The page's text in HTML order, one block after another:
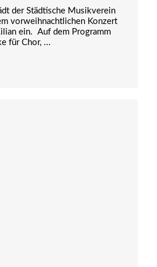
der Städtische Musikverein
vorweihnachtlichen Konzert
ein. Auf dem Programm
für Chor, ...